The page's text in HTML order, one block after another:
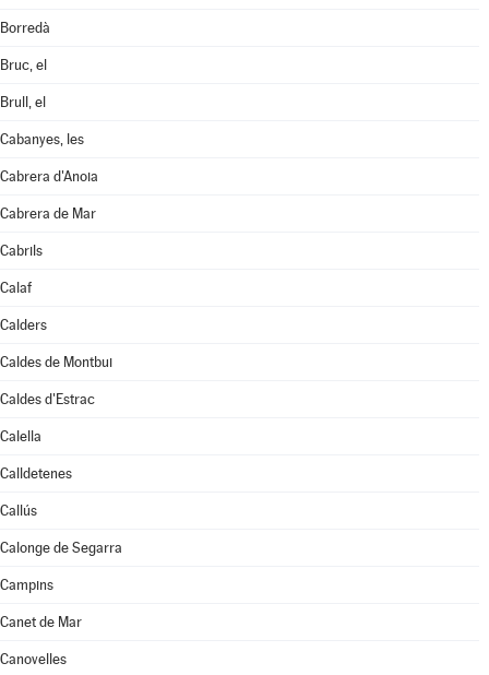
Borredà
Bruc, el
Brull, el
Cabanyes, les
Cabrera d'Anoia
Cabrera de Mar
Cabrils
Calaf
Calders
Caldes de Montbui
Caldes d'Estrac
Calella
Calldetenes
Callús
Calonge de Segarra
Campins
Canet de Mar
Canovelles